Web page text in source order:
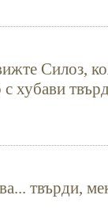
Силоз,
хубави
твърди,